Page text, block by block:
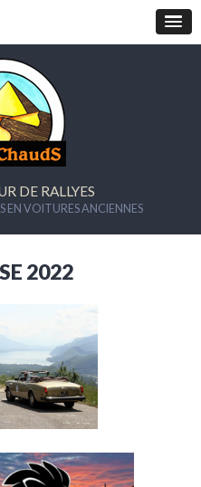
DE RALLYES
EN VOITURES ANCIENNES
2022